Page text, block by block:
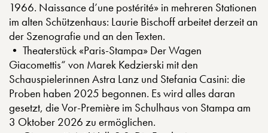
1966. Naissance d’une postérité» in mehreren Stationen
im alten Schützenhaus: Laurie Bischoff arbeitet derzeit an
der Szenografie und an den Texten.
• Theaterstück «Paris-Stampa» Der Wagen
Giacomettis“ von Marek Kedzierski mit den
Schauspielerinnen Astra Lanz und Stefania Casini: die
Proben haben 2025 begonnen. Es wird alles daran
gesetzt, die Vor-Première im Schulhaus von Stampa am
3 Oktober 2026 zu ermöglichen.